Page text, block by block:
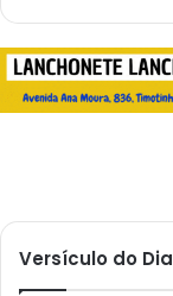
Versículo do Dia